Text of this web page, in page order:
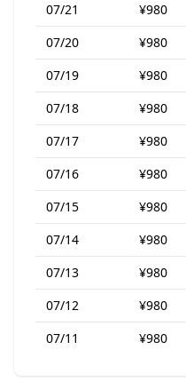
07/21
¥980
07/20
¥980
07/19
¥980
07/18
¥980
07/17
¥980
07/16
¥980
07/15
¥980
07/14
¥980
07/13
¥980
07/12
¥980
07/11
¥980